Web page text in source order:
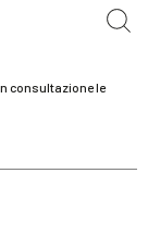
consultazione le